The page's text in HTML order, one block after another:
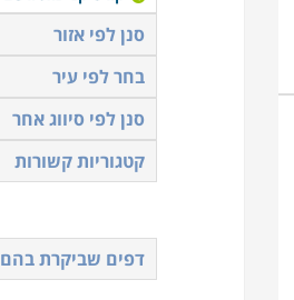
סנן לפי אזור
בחר לפי עיר
סנן לפי סיווג אחר
קטגוריות קשורות
דפים שביקרת בהם